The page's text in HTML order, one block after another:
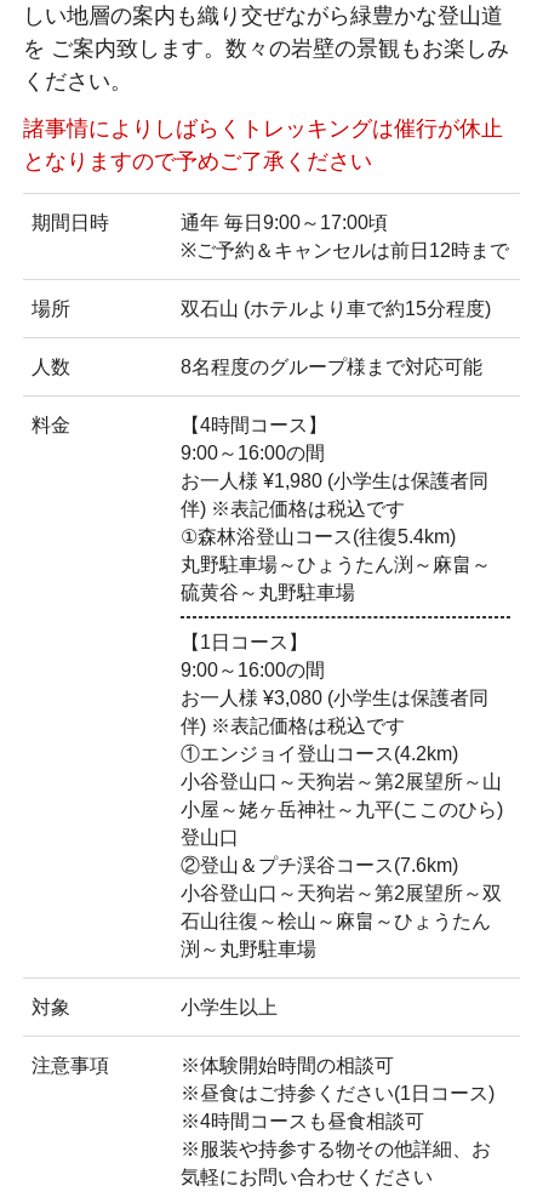
しい地層の案内も織り交ぜながら緑豊かな登山道
を ご案内致します。数々の岩壁の景観もお楽しみ
ください。
諸事情によりしばらくトレッキングは催行が休止
となりますので予めご了承ください
期間日時
通年 毎日9:00～17:00頃
※ご予約＆キャンセルは前日12時まで
場所 双石山 (ホテルより車で約15分程度)
人数 8名程度のグループ様まで対応可能
料金
【4時間コース】
9:00～16:00の間
お一人様 ¥1,980 (小学生は保護者同
伴) ※表記価格は税込です
①森林浴登山コース(往復5.4km)
丸野駐車場～ひょうたん渕～麻畠～
硫黄谷～丸野駐車場
【1日コース】
9:00～16:00の間
お一人様 ¥3,080 (小学生は保護者同
伴) ※表記価格は税込です
①エンジョイ登山コース(4.2km)
小谷登山口～天狗岩～第2展望所～山
小屋～姥ヶ岳神社～九平(ここのひら)
登山口
②登山＆プチ渓谷コース(7.6km)
小谷登山口～天狗岩～第2展望所～双
石山往復～桧山～麻畠～ひょうたん
渕～丸野駐車場
対象 小学生以上
注意事項
※体験開始時間の相談可
※昼食はご持参ください(1日コース)
※4時間コースも昼食相談可
※服装や持参する物その他詳細、お
気軽にお問い合わせください